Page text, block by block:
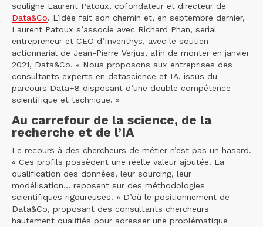
souligne Laurent Patoux, cofondateur et directeur de
Data&Co. L’idée fait son chemin et, en septembre dernier,
Laurent Patoux s’associe avec Richard Phan, serial
entrepreneur et CEO d’Inventhys, avec le soutien
actionnarial de Jean-Pierre Verjus, afin de monter en janvier
2021, Data&Co. « Nous proposons aux entreprises des
consultants experts en datascience et IA, issus du
parcours Data+8 disposant d’une double compétence
scientifique et technique. »
Au carrefour de la science, de la
recherche et de l’IA
Le recours à des chercheurs de métier n’est pas un hasard.
« Ces profils possèdent une réelle valeur ajoutée. La
qualification des données, leur sourcing, leur
modélisation… reposent sur des méthodologies
scientifiques rigoureuses. » D’où le positionnement de
Data&Co, proposant des consultants chercheurs
hautement qualifiés pour adresser une problématique